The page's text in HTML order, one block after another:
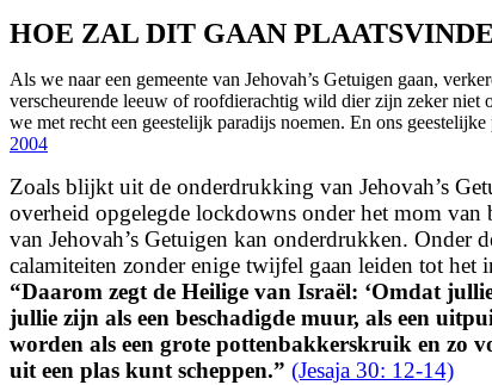
HOE ZAL DIT GAAN
Als we naar een gemeente van Jehovah’s Getuigen gaan,
verscheurende leeuw of roofdierachtig wild dier zijn zeker niet
we met recht een geestelijk paradijs noemen. En ons
2004
Zoals blijkt uit de onderdrukking van Jehovah’s
overheid opgelegde lockdowns onder het mom van
van Jehovah’s Getuigen kan onderdrukken. Onder
calamiteiten zonder enige twijfel gaan leiden tot het
“Daarom zegt de Heilige van Israël: ‘Omdat
jullie zijn als een beschadigde muur, als een
worden als een grote pottenbakkerskruik en zo
uit een plas kunt scheppen.” (Jesaja 30: 12-14)